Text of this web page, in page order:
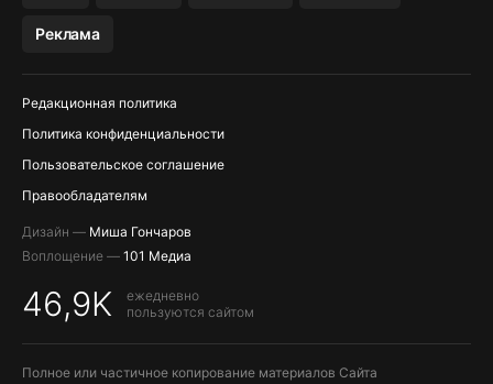
Реклама
Редакционная политика
Политика конфиденциальности
Пользовательское соглашение
Правообладателям
Дизайн — Миша Гончаров
Воплощение — 101 Медиа
46,9K
ежедневно
пользуются сайтом
Полное или частичное копирование материалов Сайта